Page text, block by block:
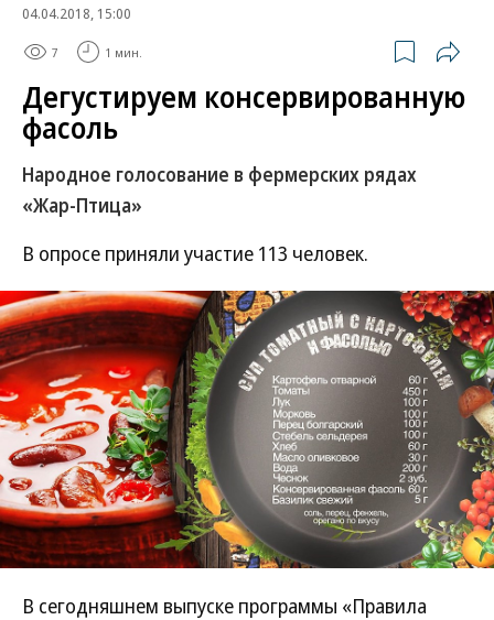
04.04.2018, 15:00
7 1 мин.
Дегустируем консервированную
фасоль
Народное голосование в фермерских рядах
«Жар-Птица»
В опросе приняли участие 113 человек.
В сегодняшнем выпуске программы «Правила